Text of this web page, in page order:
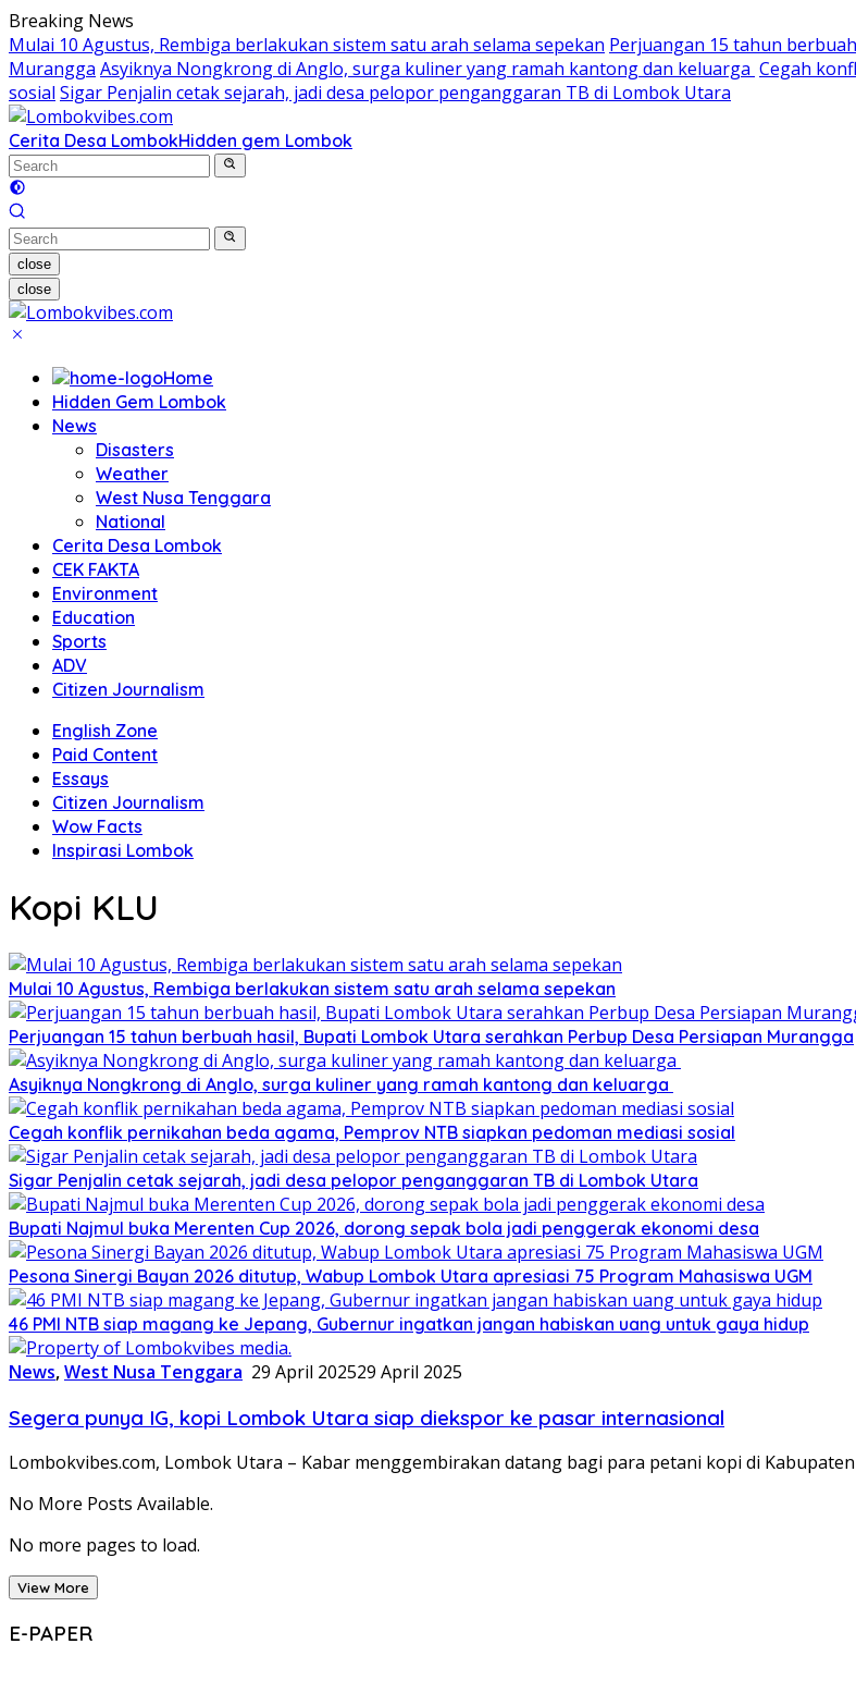
Skip
to
content
Breaking News
Mulai 10 Agustus, Rembiga berlakukan sistem satu arah selama sepekan Perjuangan 15 tahun
Murangga Asyiknya Nongkrong di Anglo, surga kuliner yang ramah kantong dan keluarga Cegah
sosial Sigar Penjalin cetak sejarah, jadi desa pelopor penganggaran TB di Lombok Utara
Cerita Desa LombokHidden gem Lombok
close
close
Home
Hidden Gem Lombok
News
Disasters
Weather
West Nusa Tenggara
National
Cerita Desa Lombok
CEK FAKTA
Environment
Education
Sports
ADV
Citizen Journalism
English Zone
Paid Content
Essays
Citizen Journalism
Wow Facts
Inspirasi Lombok
Kopi KLU
Mulai 10 Agustus, Rembiga berlakukan sistem satu arah selama sepekan
Perjuangan 15 tahun berbuah hasil, Bupati Lombok Utara serahkan Perbup Desa Persiapan Murangga
Asyiknya Nongkrong di Anglo, surga kuliner yang ramah kantong dan keluarga
Cegah konflik pernikahan beda agama, Pemprov NTB siapkan pedoman mediasi sosial
Sigar Penjalin cetak sejarah, jadi desa pelopor penganggaran TB di Lombok Utara
Bupati Najmul buka Merenten Cup 2026, dorong sepak bola jadi penggerak ekonomi desa
Pesona Sinergi Bayan 2026 ditutup, Wabup Lombok Utara apresiasi 75 Program Mahasiswa UGM
46 PMI NTB siap magang ke Jepang, Gubernur ingatkan jangan habiskan uang untuk gaya hidup
News,West Nusa Tenggara 29 April 202529 April 2025
Segera punya IG, kopi Lombok Utara siap diekspor ke pasar internasional
Lombokvibes.com, Lombok Utara – Kabar menggembirakan datang bagi para petani kopi di
No More Posts Available.
No more pages to load.
View More
E-PAPER